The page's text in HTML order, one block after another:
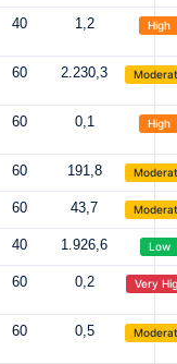
40 1,2 High
60 2.230,3
60 0,1 High
60 191,8
60 43,7
40 1.926,6 Low
60 0,2 Very
60 0,5